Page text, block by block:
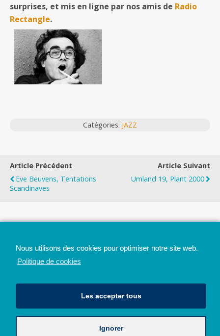
surprises, et mis en ligne par nos amis de Radio
Rectangle.
Catégories: JAZZ
Article Précédent
Eve Beuvens, Tentations
Scandinaves
Article Suivant
Umland 19, Plant 2000
Nous utilisons des cookies pour optimiser notre site web.
Politique de cookies
Les accepter tous
Ignorer